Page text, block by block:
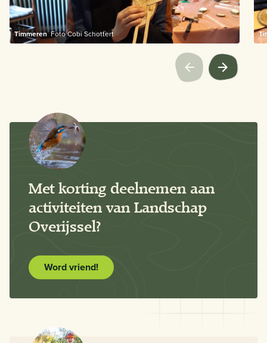
TimmerenFoto Cobi Schottert
Met korting deelnemen aan
activiteiten van Landschap
Overijssel?
Word vriend!